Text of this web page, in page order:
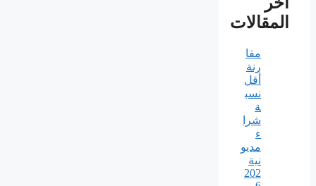
المقالات
مقا
رنة
أقل
نسب
ة
شرا
ء
مديو
نية
202